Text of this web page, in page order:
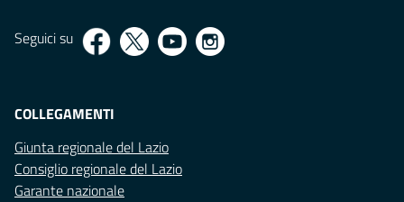
Seguici su
COLLEGAMENTI
Giunta regionale del Lazio
Consiglio regionale del Lazio
Garante nazionale